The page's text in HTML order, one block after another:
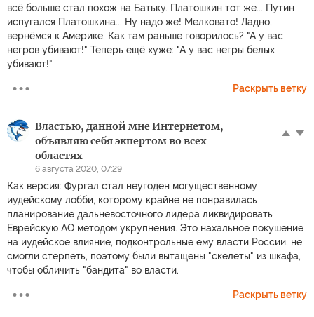
всё больше стал похож на Батьку. Платошкин тот же... Путин
испугался Платошкина... Ну надо же! Мелковато! Ладно,
вернёмся к Америке. Как там раньше говорилось? "А у вас
негров убивают!" Теперь ещё хуже: "А у вас негры белых
убивают!"
Раскрыть ветку
Властью, данной мне Интернетом,
объявляю себя экпертом во всех
областях
6 августа 2020, 07:29
Как версия: Фургал стал неугоден могущественному
иудейскому лобби, которому крайне не понравилась
планирование дальневосточного лидера ликвидировать
Еврейскую АО методом укрупнения. Это нахальное покушение
на иудейское влияние, подконтрольные ему власти России, не
смогли стерпеть, поэтому были вытащены "скелеты" из шкафа,
чтобы обличить "бандита" во власти.
Раскрыть ветку